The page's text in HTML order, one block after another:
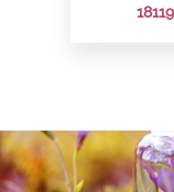
18119